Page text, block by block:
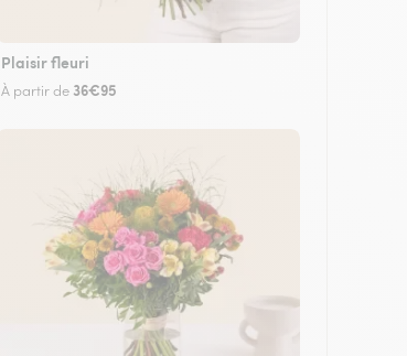
Plaisir fleuri
À partir de 36€95